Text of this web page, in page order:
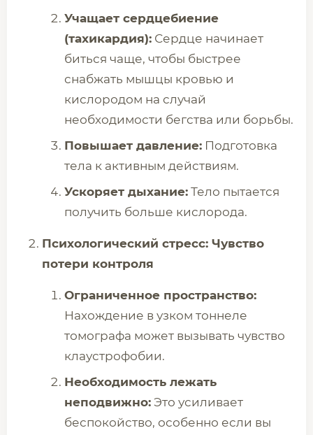
Учащает сердцебиение
(тахикардия): Сердце начинает
биться чаще, чтобы быстрее
снабжать мышцы кровью и
кислородом на случай
необходимости бегства или борьбы.
Повышает давление: Подготовка
тела к активным действиям.
Ускоряет дыхание: Тело пытается
получить больше кислорода.
Психологический стресс: Чувство
потери контроля
Ограниченное пространство:
Нахождение в узком тоннеле
томографа может вызывать чувство
клаустрофобии.
Необходимость лежать
неподвижно: Это усиливает
беспокойство, особенно если вы